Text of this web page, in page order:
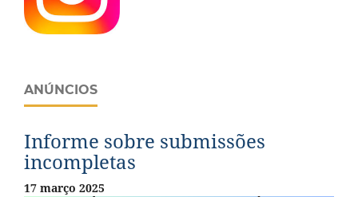
ANÚNCIOS
Informe sobre submissões
incompletas
17 março 2025